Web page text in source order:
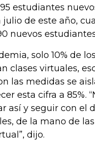
estudiantes
de este año,
nuevos
solo 10% de los
clases virtuales,
las medidas se
esta cifra a 85%.
así y seguir con el
de la mano de
dijo.